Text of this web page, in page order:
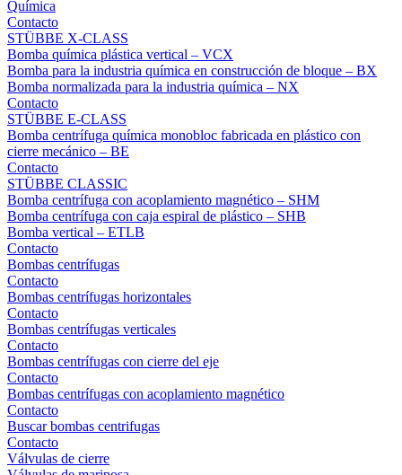
Química
Contacto
STÜBBE X-CLASS
Bomba química plástica vertical – VCX
Bomba para la industria química en construcción de bloque – BX
Bomba normalizada para la industria química – NX
Contacto
STÜBBE E-CLASS
Bomba centrífuga química monobloc fabricada en plástico con
cierre mecánico – BE
Contacto
STÜBBE CLASSIC
Bomba centrífuga con acoplamiento magnético – SHM
Bomba centrífuga con caja espiral de plástico – SHB
Bomba vertical – ETLB
Contacto
Bombas centrífugas
Contacto
Bombas centrífugas horizontales
Contacto
Bombas centrífugas verticales
Contacto
Bombas centrífugas con cierre del eje
Contacto
Bombas centrífugas con acoplamiento magnético
Contacto
Buscar bombas centrifugas
Contacto
Válvulas de cierre